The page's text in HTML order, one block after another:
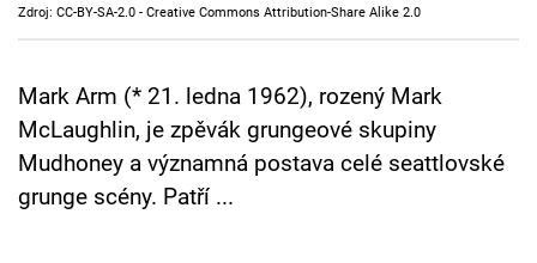
Cool Esport
Pořady
TV Program
Sledujte prima+
Zdroj: CC-BY-SA-2.0 - Creative Commons Attribution-Share Alike 2.0
Mark Arm (* 21. ledna 1962), rozený Mark
McLaughlin, je zpěvák grungeové skupiny
Mudhoney a významná postava celé seattlovské
grunge scény. Patří ...